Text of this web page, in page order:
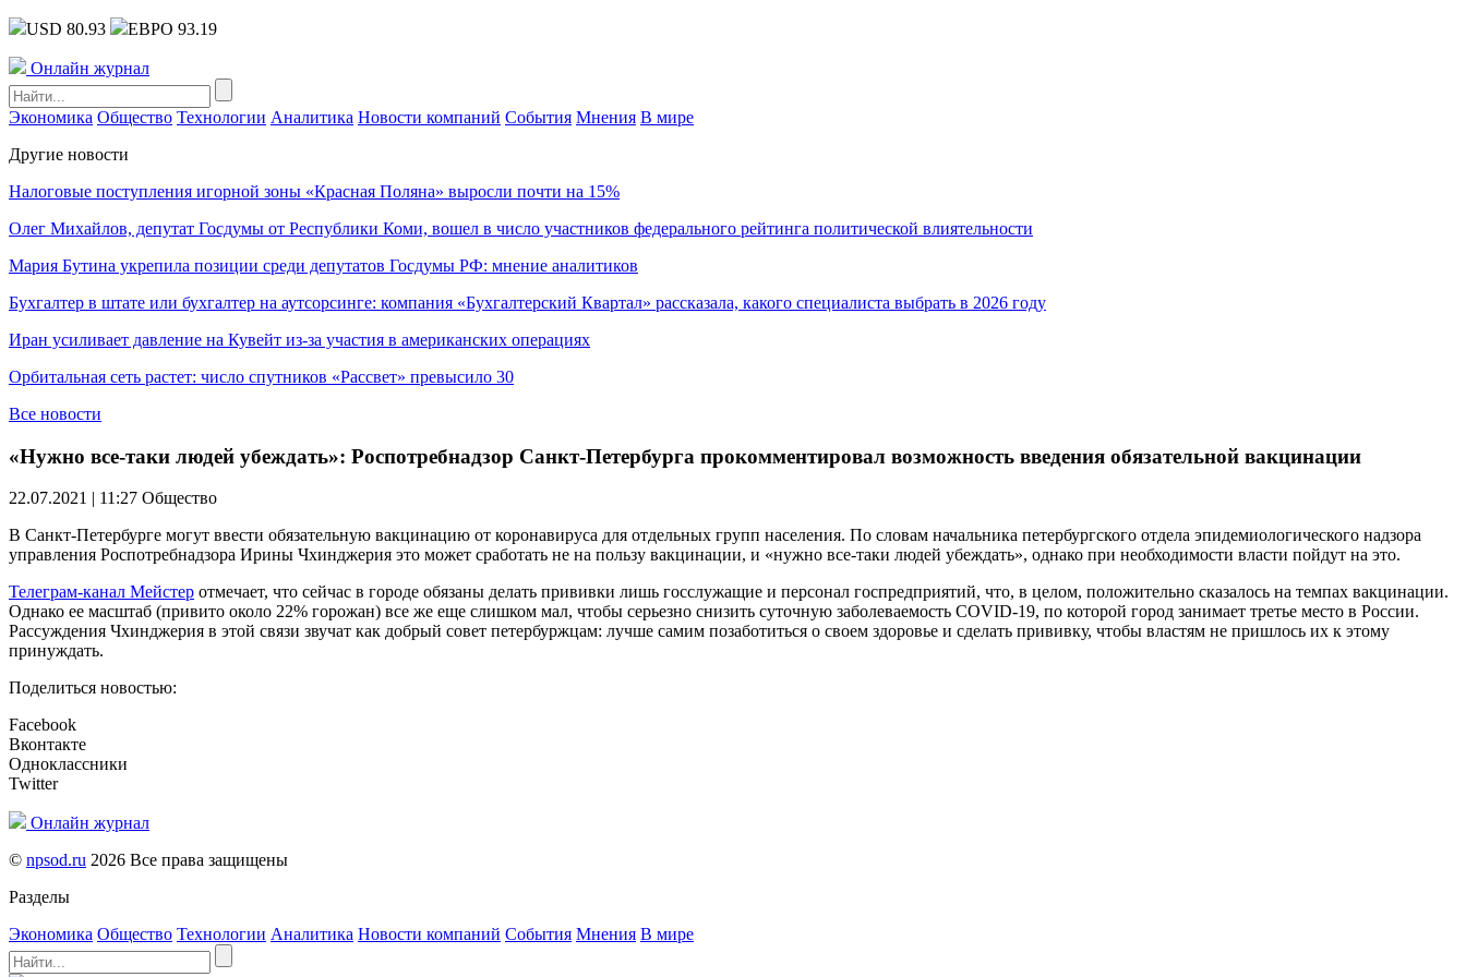
USD 80.93 ЕВРО 93.19
Онлайн журнал
Экономика Общество Технологии Аналитика Новости компаний События Мнения В мире
Другие новости
Налоговые поступления игорной зоны «Красная Поляна» выросли почти на 15%
Олег Михайлов, депутат Госдумы от Республики Коми, вошел в число участников федерального рейтинга политической влиятельности
Мария Бутина укрепила позиции среди депутатов Госдумы РФ: мнение аналитиков
Бухгалтер в штате или бухгалтер на аутсорсинге: компания «Бухгалтерский Квартал» рассказала, какого специалиста выбрать в 2026 году
Иран усиливает давление на Кувейт из-за участия в американских операциях
Орбитальная сеть растет: число спутников «Рассвет» превысило 30
Все новости
«Нужно все-таки людей убеждать»: Роспотребнадзор Санкт-Петербурга прокомментировал возможность введения обязательной вакцинации
22.07.2021 | 11:27 Общество
В Санкт-Петербурге могут ввести обязательную вакцинацию от коронавируса для отдельных групп населения. По словам начальника петербургского отдела эпидемиологического надзора
управления Роспотребнадзора Ирины Чхинджерия это может сработать не на пользу вакцинации, и «нужно все-таки людей убеждать», однако при необходимости власти пойдут на это.
Телеграм-канал Мейстер отмечает, что сейчас в городе обязаны делать прививки лишь госслужащие и персонал госпредприятий, что, в целом, положительно сказалось на темпах вакцинации.
Однако ее масштаб (привито около 22% горожан) все же еще слишком мал, чтобы серьезно снизить суточную заболеваемость COVID-19, по которой город занимает третье место в России.
Рассуждения Чхинджерия в этой связи звучат как добрый совет петербуржцам: лучше самим позаботиться о своем здоровье и сделать прививку, чтобы властям не пришлось их к этому
принуждать.
Поделиться новостью:
Facebook
Вконтакте
Одноклассники
Twitter
Онлайн журнал
© npsod.ru 2026 Все права защищены
Разделы
Экономика Общество Технологии Аналитика Новости компаний События Мнения В мире